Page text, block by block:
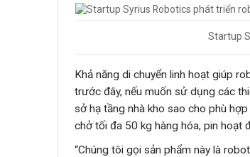
Startup
Khả năng di chuyển linh hoạt giúp
trước đây, nếu muốn sử dụng các
sở hạ tầng nhà kho sao cho phù
chở tối đa 50 kg hàng hóa, pin hoạt
“Chúng tôi gọi sản phẩm này là